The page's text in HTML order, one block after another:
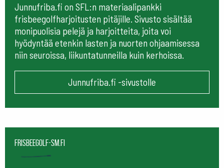
Junnufriba.fi on SFL:n materiaalipankki
frisbeegolfharjoitusten pitäjille. Sivusto sisältää
monipuolisia pelejä ja harjoitteita, joita voi
hyödyntää etenkin lasten ja nuorten ohjaamisessa
niin seuroissa, liikuntatunneilla kuin kerhoissa.
Junnufriba.fi -sivustolle
frisbeegolf-sm.fi